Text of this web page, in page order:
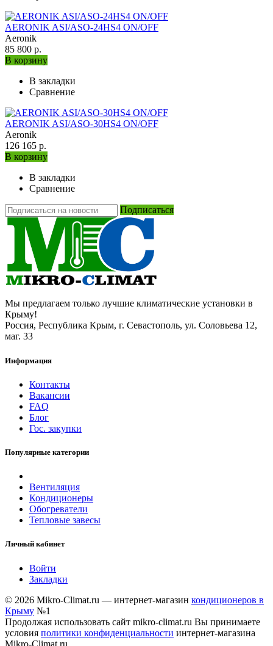
AERONIK ASI/ASO-24HS4 ON/OFF
Aeronik
85 800 р.
В корзину
В закладки
Сравнение
AERONIK ASI/ASO-30HS4 ON/OFF
Aeronik
126 165 р.
В корзину
В закладки
Сравнение
Подписаться
Мы предлагаем только лучшие климатические установки в
Крыму!
Россия, Республика Крым, г. Севастополь, ул. Соловьева 12,
маг. 33
Информация
Контакты
Вакансии
FAQ
Блог
Гос. закупки
Популярные категории
Вентиляция
Кондиционеры
Обогреватели
Тепловые завесы
Личный кабинет
Войти
Закладки
© 2026 Mikro-Climat.ru — интернет-магазин кондиционеров в
Крыму №1
Продолжая использовать сайт mikro-climat.ru Вы принимаете
условия политики конфиденциальности интернет-магазина
Mikro-Climat.ru